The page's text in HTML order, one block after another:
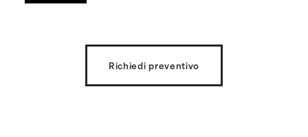
Richiedi preventivo